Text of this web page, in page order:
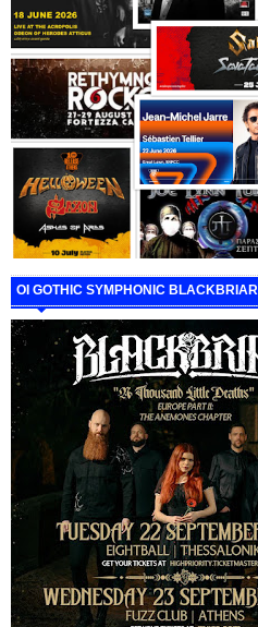
ΟΙ GOTHIC SYMPHONIC